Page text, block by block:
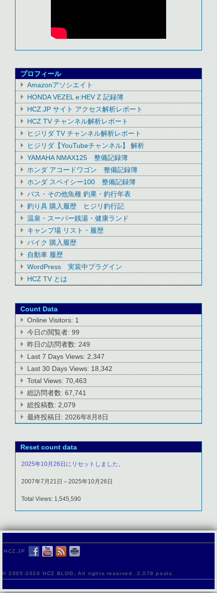
プロフィール
Amazonアソシエイト
HONDA VEZEL e:HEV Z 記録簿
HCZ.JP サイト アクセス解析レポート
HCZ TV チャンネル解析レポート
ヒジリダ TV チャンネル解析レポート
ヒジリダ【YouTubeチャンネル】 解析
YAMAHA NMAX125 整備記録簿
ホンダ アコードワゴン 整備記録簿
ホンダ スペイシー100 整備記録簿
バス・その他魚種 釣果・釣行年表
釣り具 購入履歴 ヒジリ釣行記
温泉・スーパー銭湯・健康ランド
キャンプ場 リスト・履歴
バイク 購入履歴
自動車 履歴
WordPress 実装中プラグイン
HCZ TV とは
Count Data
Online Visitors: 1
今日の閲覧者:99
昨日の訪問者数: 249
Last 7 Days Views: 2,347
Last 30 Days Views: 18,342
Total Views:70,463
総訪問者数:67,741
総投稿数: 2,079
最終投稿日: 2026年8月8日
Reset count data
2025年10月26日にリセットしました。
2007年7月21日～2025年10月26日
Total Views: 1,545,590
HCZ.JP
© 2005-2026 HCZ BLOG, All rights reserved. 2,079 posts.